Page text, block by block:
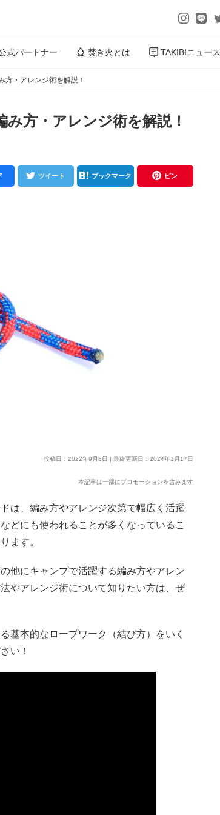
式パートナー 焚き火とは TAKIBIニュース
方・アレンジ術を解説！
方・アレンジ術を解説！
ツイート ブックマーク ピン
投稿日：2022年9月8日 | 最終更新日：2024年1月17日
本記事は一部にプロモーションを含みます
は、編み方やアレンジ次第で幅広く活躍
どにも使われることが多くなっているこ
ます。
他にキャンプで活躍する編み方やアレン
やアレンジ術について知りたい方は、ぜ
基本的なロープワーク（結び方）をいく
い！